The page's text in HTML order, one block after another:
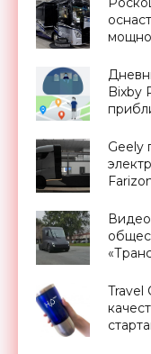
Bixby
Geely
Travel